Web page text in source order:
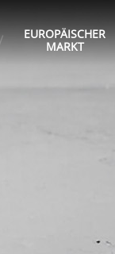
EUROPÄISCHER
MARKT